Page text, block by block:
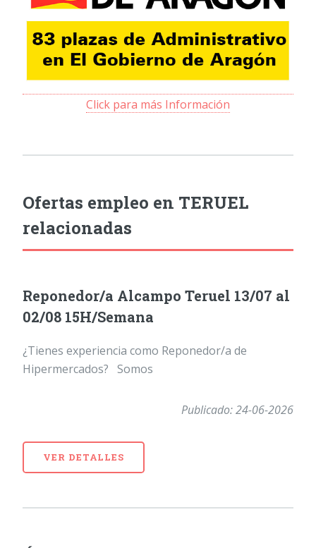
Click para más Información
Ofertas empleo en TERUEL
relacionadas
Reponedor/a Alcampo Teruel 13/07 al
02/08 15H/Semana
¿Tienes experiencia como Reponedor/a de
Hipermercados? Somos
Publicado: 24-06-2026
VER DETALLES